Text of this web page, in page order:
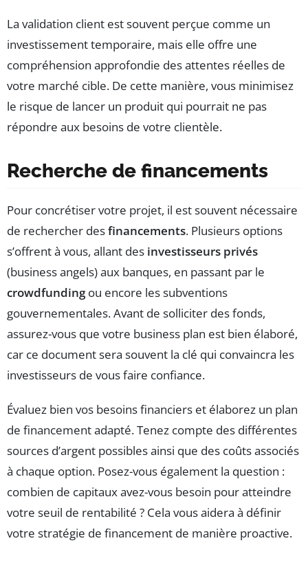
La validation client est souvent perçue comme un
investissement temporaire, mais elle offre une
compréhension approfondie des attentes réelles de
votre marché cible. De cette manière, vous minimisez
le risque de lancer un produit qui pourrait ne pas
répondre aux besoins de votre clientèle.
Recherche de financements
Pour concrétiser votre projet, il est souvent nécessaire
de rechercher desfinancements. Plusieurs options
s’offrent à vous, allant des investisseurs privés
(business angels) aux banques, en passant par le
crowdfundingou encore les subventions
gouvernementales. Avant de solliciter des fonds,
assurez-vous que votre business plan est bien élaboré,
car ce document sera souvent la clé qui convaincra les
investisseurs de vous faire confiance.
Évaluez bien vos besoins financiers et élaborez un plan
de financement adapté. Tenez compte des différentes
sources d’argent possibles ainsi que des coûts associés
à chaque option. Posez-vous également la question :
combien de capitaux avez-vous besoin pour atteindre
votre seuil de rentabilité ? Cela vous aidera à définir
votre stratégie de financement de manière proactive.